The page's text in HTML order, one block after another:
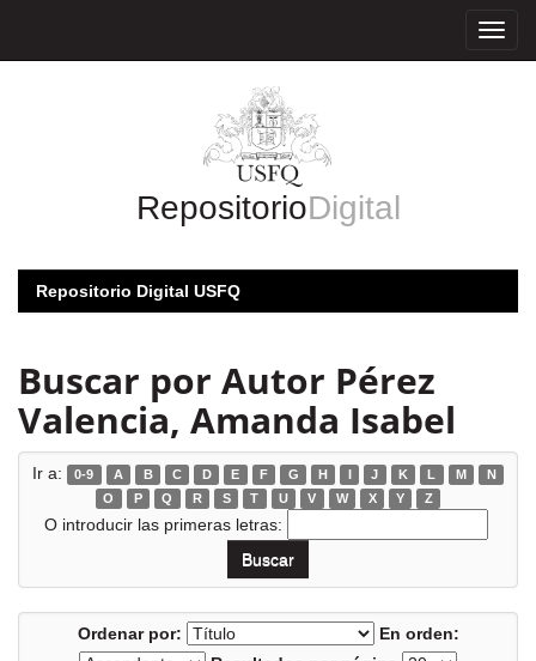
RepositorioDigital
Repositorio Digital USFQ
Buscar por Autor Pérez
Valencia, Amanda Isabel
Ir a: 0-9 A B C D E F G H I J K L M
N
O
P Q R S T U V W X Y Z
O introducir las primeras letras:
Ordenar por:
En orden: